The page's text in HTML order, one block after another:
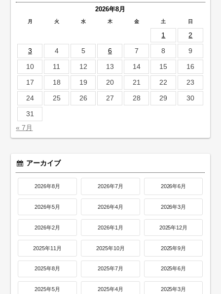
2026年8月
月 火 水 木 金 土 日
1
2
3
4 5 6 7 8
9
10
11 12 13 14 15
16
17
18 19 20 21 22
23
24
25 26 27 28 29
30
31
« 7月
アーカイブ
2026年8月 2026年7月 2026年6月
2026年5月 2026年4月 2026年3月
2026年2月 2026年1月 2025年12月
2025年11月 2025年10月 2025年9月
2025年8月 2025年7月 2025年6月
2025年5月 2025年4月 2025年3月